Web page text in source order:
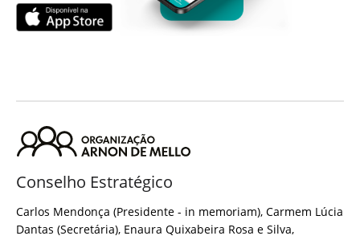
Conselho Estratégico
Carlos Mendonça (Presidente - in memoriam), Carmem Lúcia
Dantas (Secretária), Enaura Quixabeira Rosa e Silva,